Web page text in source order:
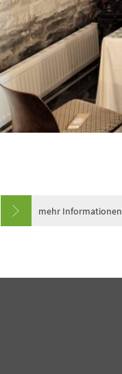
mehr Informationen